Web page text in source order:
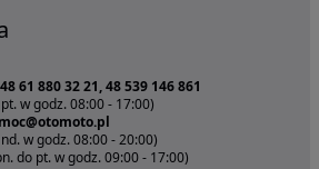
61 880 32 21, 48 539 146 861
w godz. 08:00 - 17:00)
w godz. 08:00 - 20:00)
do pt. w godz. 09:00 - 17:00)